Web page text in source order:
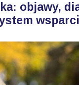
objawy,